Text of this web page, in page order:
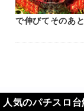
で伸びてそのあ
人気のパチスロ